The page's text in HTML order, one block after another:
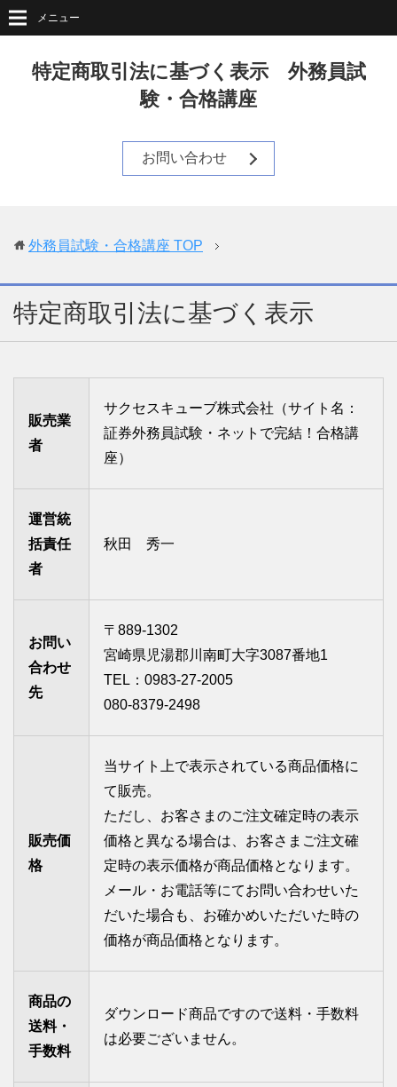
特定商取引法に基づく表示 外務員試
験・合格講座
お問い合わせ
メニュー
外務員試験・合格講座 TOP
特定商取引法に基づく表示
販売業
者
サクセスキューブ株式会社（サイト名：
証券外務員試験・ネットで完結！合格講
座）
運営統
括責任
者
秋田 秀一
お問い
合わせ
先
〒889-1302
宮崎県児湯郡川南町大字3087番地1
TEL：0983-27-2005
080-8379-2498
販売価
格
当サイト上で表示されている商品価格に
て販売。
ただし、お客さまのご注文確定時の表示
価格と異なる場合は、お客さまご注文確
定時の表示価格が商品価格となります。
メール・お電話等にてお問い合わせいた
だいた場合も、お確かめいただいた時の
価格が商品価格となります。
商品の
送料・
手数料
ダウンロード商品ですので送料・手数料
は必要ございません。